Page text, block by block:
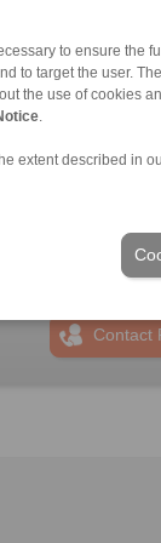
to ensure the
to target the user.
the use of cookies
extent described in
GmbH
Contact